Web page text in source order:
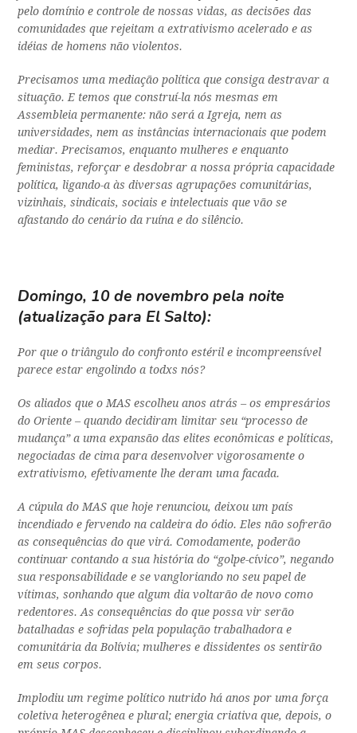
pelo domínio e controle de nossas vidas, as decisões das
comunidades que rejeitam a extrativismo acelerado e as
idéias de homens não violentos.
Precisamos uma mediação política que consiga destravar a
situação. E temos que construí-la nós mesmas em
Assembleia permanente: não será a Igreja, nem as
universidades, nem as instâncias internacionais que podem
mediar. Precisamos, enquanto mulheres e enquanto
feministas, reforçar e desdobrar a nossa própria capacidade
política, ligando-a às diversas agrupações comunitárias,
vizinhais, sindicais, sociais e intelectuais que vão se
afastando do cenário da ruína e do silêncio.
Domingo, 10 de novembro pela noite
(atualização para El Salto):
Por que o triângulo do confronto estéril e incompreensível
parece estar engolindo a todxs nós?
Os aliados que o MAS escolheu anos atrás – os empresários
do Oriente – quando decidiram limitar seu “processo de
mudança” a uma expansão das elites econômicas e políticas,
negociadas de cima para desenvolver vigorosamente o
extrativismo, efetivamente lhe deram uma facada.
A cúpula do MAS que hoje renunciou, deixou um país
incendiado e fervendo na caldeira do ódio. Eles não sofrerão
as consequências do que virá. Comodamente, poderão
continuar contando a sua história do “golpe-cívico”, negando
sua responsabilidade e se vangloriando no seu papel de
vítimas, sonhando que algum dia voltarão de novo como
redentores. As consequências do que possa vir serão
batalhadas e sofridas pela população trabalhadora e
comunitária da Bolívia; mulheres e dissidentes os sentirão
em seus corpos.
Implodiu um regime político nutrido há anos por uma força
coletiva heterogênea e plural; energia criativa que, depois, o